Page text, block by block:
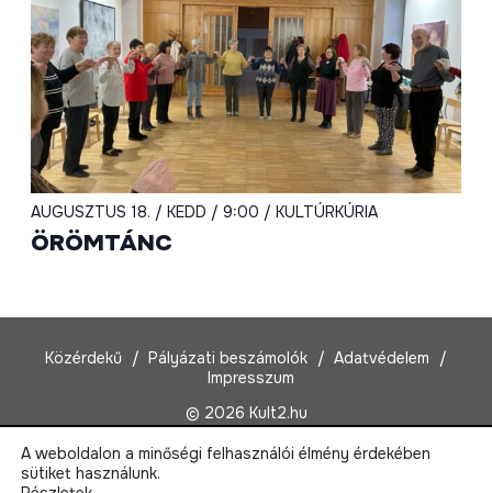
AUGUSZTUS 18. / KEDD / 9:00 / KULTÚRKÚRIA
ÖRÖMTÁNC
Közérdekű Pályázati beszámolók
Adatvédelem
Impresszum
© 2026 Kult2.hu
Kult2 Nonprofit Kft.
1022 Budapest, Marczibányi tér 5/A
A weboldalon a minőségi felhasználói élmény érdekében
sütiket használunk.